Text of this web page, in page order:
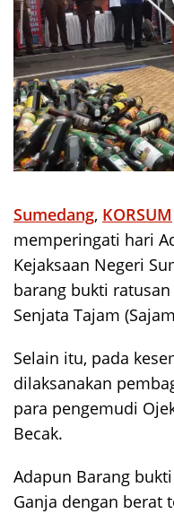
Sumedang, KORSUM
memperingati hari
Kejaksaan Negeri
barang bukti
Senjata Tajam
Selain itu, pada
dilaksanakan
para pengemudi
Becak.
Adapun Barang
Ganja dengan berat